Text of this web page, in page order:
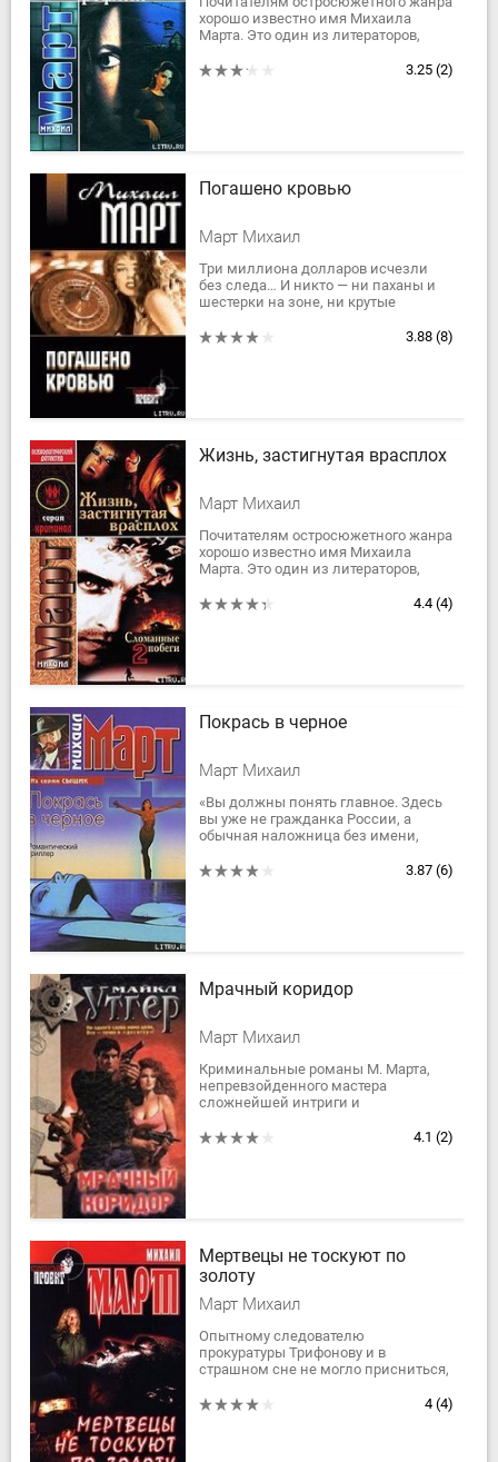
хорошо известно имя Михаила
Марта. Это один из литераторов,
точен, разнообразен, динамичен и
3.25 (2)
Погашено кровью
Март Михаил
Три миллиона долларов исчезли
без следа… И никто — ни паханы и
шестерки на зоне, ни крутые
внедренные в банду фээсбэшники,
3.88 (8)
Жизнь, застигнутая врасплох
Март Михаил
Почитателям остросюжетного жанра
хорошо известно имя Михаила
Марта. Это один из литераторов,
точен, разнообразен, динамичен и
4.4 (4)
Покрась в черное
Март Михаил
«Вы должны понять главное. Здесь
вы уже не гражданка России, а
обычная наложница без имени,
правильно себя вести, после
3.87 (6)
Мрачный коридор
Март Михаил
Криминальные романы М. Марта,
непревзойденного мастера
сложнейшей интриги и
прочно завоевали читательский4.1 (2)
Мертвецы не тоскуют по
золоту
Март Михаил
Опытному следователю
прокуратуры Трифонову и в
страшном сне не могло присниться,
престижном пригороде Санкт-
4 (4)